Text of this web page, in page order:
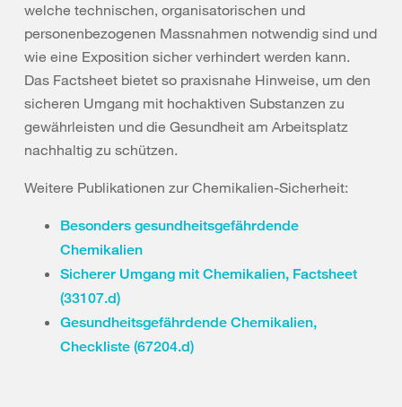
welche technischen, organisatorischen und
personenbezogenen Massnahmen notwendig sind und
wie eine Exposition sicher verhindert werden kann.
Das Factsheet bietet so praxisnahe Hinweise, um den
sicheren Umgang mit hochaktiven Substanzen zu
gewährleisten und die Gesundheit am Arbeitsplatz
nachhaltig zu schützen.
Weitere Publikationen zur Chemikalien-Sicherheit:
Besonders gesundheitsgefährdende
Chemikalien
Sicherer Umgang mit Chemikalien, Factsheet
(33107.d)
Gesundheitsgefährdende Chemikalien,
Checkliste (67204.d)